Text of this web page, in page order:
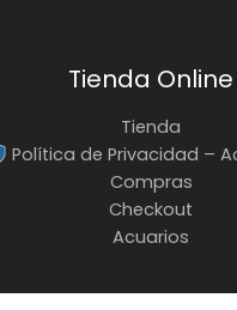
Tienda Online
Tienda
Política de Privacidad –
Compras
Checkout
Acuarios